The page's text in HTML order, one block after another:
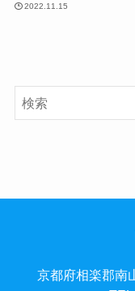
2022.11.15
京都府相楽郡